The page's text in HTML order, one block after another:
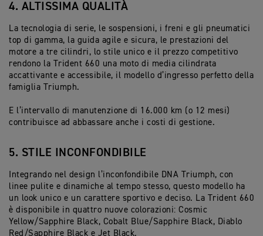
4. ALTISSIMA QUALITÀ
La tecnologia di serie, le sospensioni, i freni e gli pneumatici
top di gamma, la guida agile e sicura, le prestazioni del
motore a tre cilindri, lo stile unico e il prezzo competitivo
rendono la Trident 660 una moto di media cilindrata
accattivante e accessibile, il modello d’ingresso perfetto della
famiglia Triumph.
E l’intervallo di manutenzione di 16.000 km (o 12 mesi)
contribuisce ad abbassare anche i costi di gestione.
5. STILE INCONFONDIBILE
Integrando nel design l’inconfondibile DNA Triumph, con
linee pulite e dinamiche al tempo stesso, questo modello ha
un look unico e un carattere sportivo e deciso. La Trident 660
è disponibile in quattro nuove colorazioni: Cosmic
Yellow/Sapphire Black, Cobalt Blue/Sapphire Black, Diablo
Red/Sapphire Black e Jet Black.